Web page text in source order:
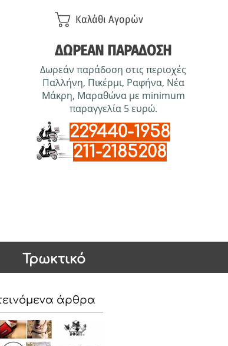
Καλάθι Αγορών
ΔΩΡΕΑΝ ΠΑΡΑΔΟΣΗ
Δωρεάν παράδοση στις περιοχές
Παλλήνη, Πικέρμι, Ραφήνα, Νέα
Μάκρη, Μαραθώνα με minimum
παραγγελία 5 ευρώ.
229440-1958
211-2185208
Τρωκτικό
άρθρα